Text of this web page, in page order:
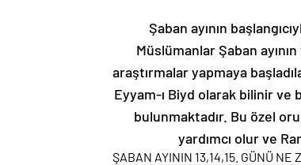
Şaban ayının
Müslümanlar Şaban
araştırmalar yapmaya
Eyyam-ı Biyd olarak bilinir ve
bulunmaktadır. Bu özel
yardımcı olur ve
ŞABAN AYININ 13,14,15. GÜNÜ NE